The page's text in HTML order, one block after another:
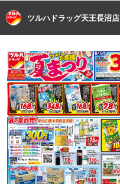
ツルハドラッグ天王長沼店